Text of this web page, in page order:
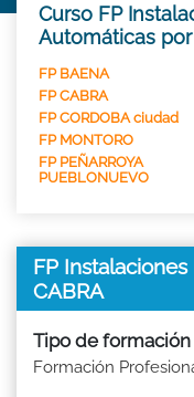
Curso FP
Automáticas
FP BAENA
FP CABRA
FP CORDOBA ciudad
FP MONTORO
FP PEÑARROYA
PUEBLONUEVO
FP
CABRA
Tipo de formación
Formación